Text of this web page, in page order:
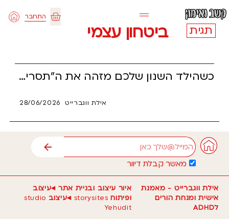
דילוג
לתוכן
עגלת
התחבר
תגית ביטחון עצמי
כשהילד השנון שלכם מזהה את ה"תסריט" מהנחיית ההורים ושואל מי אמר לכם להגיד את זה, הוא לא מנסה להציק – הוא בודק אם אתם אמיתיים. עבור ילדים עם הפרעת קשב (ADHD), כנות מוחלטת היא המעקף הנוירולוגי הישיר אל הלב, וההודאה ש"הלכנו ללמוד בשבילך" בונה אצלם ביטחון עצמי קיומי. קראו כיצד להפוך את הרגע המביך ביותר ביום למנוף עוצמתי של סמכות, ענווה הורית ואמון עמוק ששום כלי מלאכותי או רובוטי לא יצליח להחליף.
אילת ווגברייט 28/06/2026
אימייל
מאשר קבלת דיוור
שליחה
אילת ווגברייט - מאמנת
אישית ומנחת הורים
לADHD
איור עיצוב ובניית אתר ◂עיצוב
ופיתוח storysites ◂עיצוב studio
Yehudit